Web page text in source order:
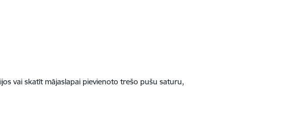
vai skatīt mājaslapai pievienoto trešo pušu saturu,